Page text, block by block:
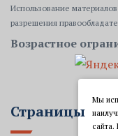
Использование
разрешения
Возрастное
Страницы
Мы
сайта.